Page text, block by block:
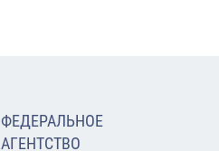
ФЕДЕРАЛЬНОЕ
АГЕНТСТВО